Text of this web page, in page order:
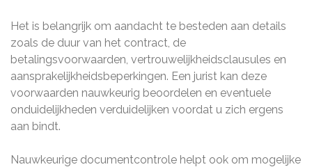
Het is belangrijk om aandacht te besteden aan details
zoals de duur van het contract, de
betalingsvoorwaarden, vertrouwelijkheidsclausules en
aansprakelijkheidsbeperkingen. Een jurist kan deze
voorwaarden nauwkeurig beoordelen en eventuele
onduidelijkheden verduidelijken voordat u zich ergens
aan bindt.
Nauwkeurige documentcontrole helpt ook om mogelijke